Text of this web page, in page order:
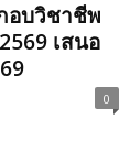
อบวิชาชีพ
เสนอ
0